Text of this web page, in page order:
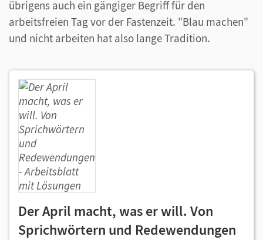
übrigens auch ein gängiger Begriff für den
arbeitsfreien Tag vor der Fastenzeit. "Blau machen"
und nicht arbeiten hat also lange Tradition.
Der April macht, was er will. Von
Sprichwörtern und Redewendungen